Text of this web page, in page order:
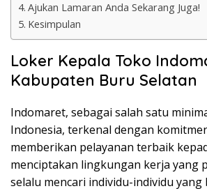
Ajukan Lamaran Anda Sekarang Juga!
Kesimpulan
Loker Kepala Toko
Kabupaten Buru Selatan
Indomaret, sebagai salah satu
Indonesia, terkenal dengan
memberikan pelayanan terbaik
menciptakan lingkungan kerja yang
selalu mencari individu-individu yang